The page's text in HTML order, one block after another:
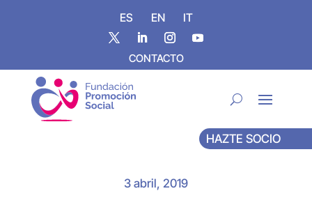
ES EN IT
CONTACTO
HAZTE SOCIO
3 abril, 2019